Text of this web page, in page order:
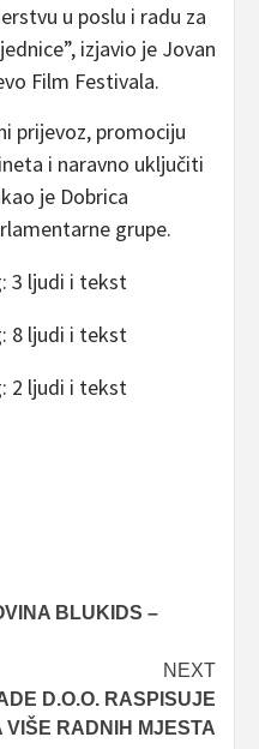
u poslu i radu za
izjavio je Jovan
Film Festivala.
prijevoz, promociju
i naravno uključiti
je Dobrica
grupe.
BLUKIDS –
NEXT
D.O.O. RASPISUJE
VIŠE RADNIH MJESTA